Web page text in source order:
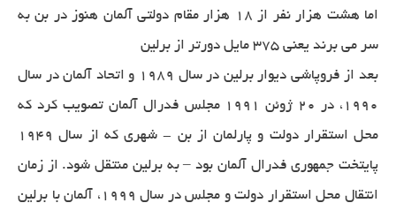
اما هشت هزار نفر از 18 هزار مقام دولتی آلمان هنوز در بن به
سر می برند یعنی 375 مایل دورتر از برلین
بعد از فروپاشی دیوار برلین در سال 1989 و اتحاد آلمان در سال
1990، در 20 ژوئن 1991 مجلس فدرال آلمان تصویب کرد که
محل استقرار دولت و پارلمان از بن - شهری که از سال 1949
پایتخت جمهوری فدرال آلمان بود – به برلین منتقل شود. از زمان
انتقال محل استقرار دولت و مجلس در سال 1999، آلمان با برلین